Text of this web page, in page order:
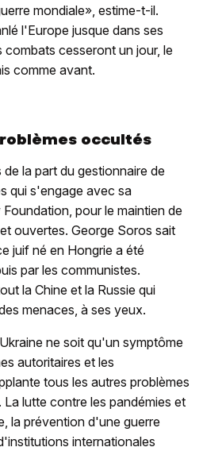
mondiale», estime-t-il.
l'Europe jusque dans ses
cesseront un jour, le
comme avant.
occultés
la part du gestionnaire de
qui s'engage avec sa
pour le maintien de
ouvertes. George Soros sait
juif né en Hongrie a été
par les communistes.
la Chine et la Russie qui
menaces, à ses yeux.
ne soit qu'un symptôme
autoritaires et les
tous les autres problèmes
lutte contre les pandémies et
la prévention d'une guerre
internationales